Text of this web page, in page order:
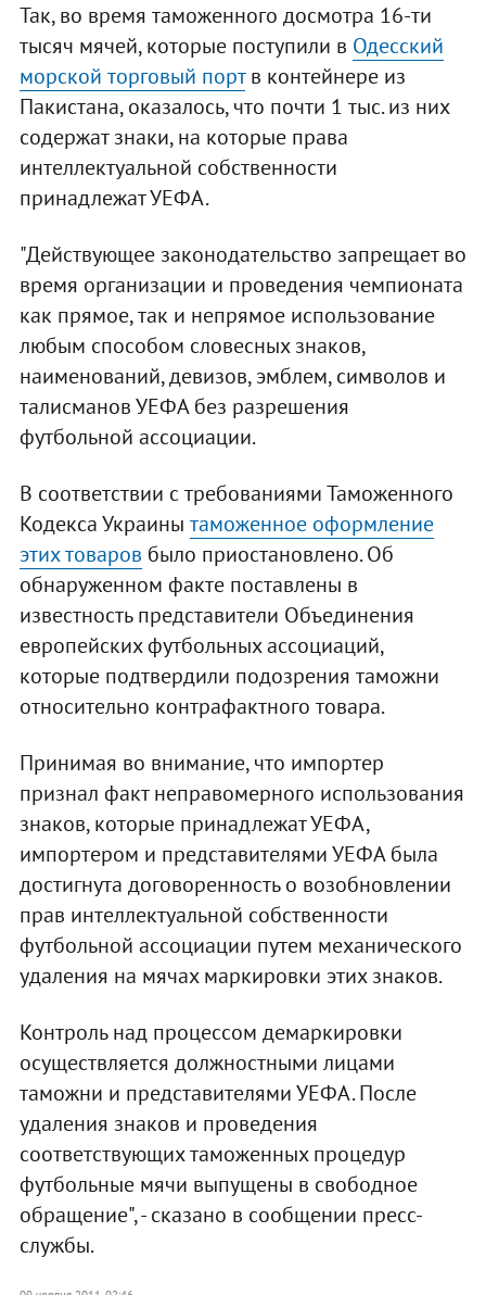
Так, во время таможенного досмотра 16-ти
тысяч мячей, которые поступили в Одесский
морской торговый портв контейнере из
Пакистана, оказалось, что почти 1 тыс. из них
содержат знаки, на которые права
интеллектуальной собственности
принадлежат УЕФА.
"Действующее законодательство запрещает во
время организации и проведения чемпионата
как прямое, так и непрямое использование
любым способом словесных знаков,
наименований, девизов, эмблем, символов и
талисманов УЕФА без разрешения
футбольной ассоциации.
В соответствии с требованиями Таможенного
Кодекса Украины таможенное оформление
этих товаров было приостановлено. Об
обнаруженном факте поставлены в
известность представители Объединения
европейских футбольных ассоциаций,
которые подтвердили подозрения таможни
относительно контрафактного товара.
Принимая во внимание, что импортер
признал факт неправомерного использования
знаков, которые принадлежат УЕФА,
импортером и представителями УЕФА была
достигнута договоренность о возобновлении
прав интеллектуальной собственности
футбольной ассоциации путем механического
удаления на мячах маркировки этих знаков.
Контроль над процессом демаркировки
осуществляется должностными лицами
таможни и представителями УЕФА. После
удаления знаков и проведения
соответствующих таможенных процедур
футбольные мячи выпущены в свободное
обращение", - сказано в сообщении пресс-
службы.